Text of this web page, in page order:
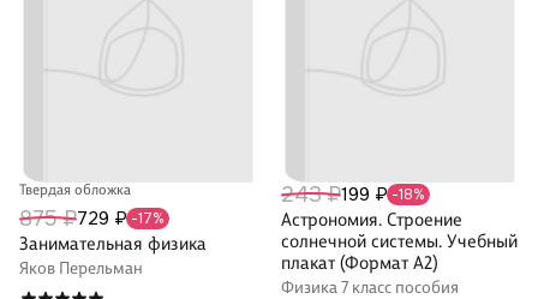
Твердая обложка
875 ₽729 ₽ -17%
Занимательная физика
Яков Перельман
243 ₽199 ₽ -18%
Астрономия. Строение
солнечной системы. Учебный
плакат (Формат А2)
Физика 7 класс пособия